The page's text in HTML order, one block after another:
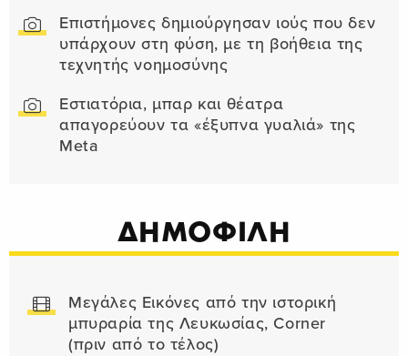
Επιστήμονες δημιούργησαν ιούς που δεν
υπάρχουν στη φύση, με τη βοήθεια της
τεχνητής νοημοσύνης
Εστιατόρια, μπαρ και θέατρα
απαγορεύουν τα «έξυπνα γυαλιά» της
Meta
ΔΗΜΟΦΙΛΗ
Μεγάλες Εικόνες από την ιστορική
μπυραρία της Λευκωσίας, Corner
(πριν από το τέλος)